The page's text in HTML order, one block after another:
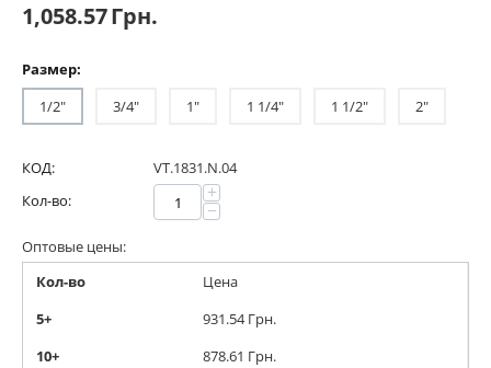
1,058.57Грн.
Размер:
1/2"
3/4" 1" 1 1/4" 1 1/2" 2"
КОД:
VT.1831.N.04
Кол-во:
+
−
Оптовые цены:
Кол-во
Цена
5+
931.54Грн.
10+
878.61 Грн.